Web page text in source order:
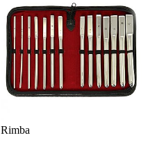
Rimba